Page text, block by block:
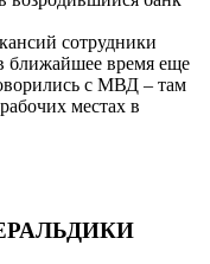
сотрудники
ближайшее время еще
с МВД – там
местах в